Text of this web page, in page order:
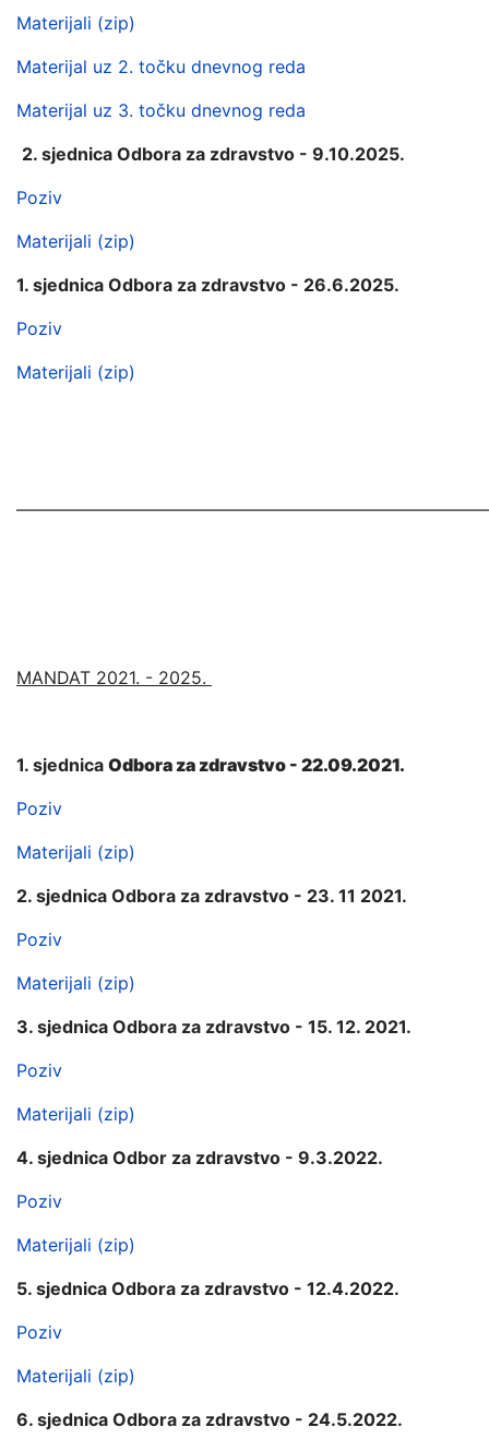
Materijali (zip)
Materijal uz 2. točku dnevnog reda
Materijal uz 3. točku dnevnog reda
2. sjednica Odbora za zdravstvo - 9.10.2025.
Poziv
Materijali (zip)
1. sjednica Odbora za zdravstvo - 26.6.2025.
Poziv
Materijali (zip)
MANDAT 2021. - 2025.
1. sjednica Odbora za zdravstvo - 22.09.2021.
Poziv
Materijali (zip)
2. sjednica Odbora za zdravstvo - 23. 11 2021.
Poziv
Materijali (zip)
3. sjednica Odbora za zdravstvo - 15. 12. 2021.
Poziv
Materijali (zip)
4. sjednica Odbor za zdravstvo - 9.3.2022.
Poziv
Materijali (zip)
5. sjednica Odbora za zdravstvo - 12.4.2022.
Poziv
Materijali (zip)
6. sjednica Odbora za zdravstvo - 24.5.2022.